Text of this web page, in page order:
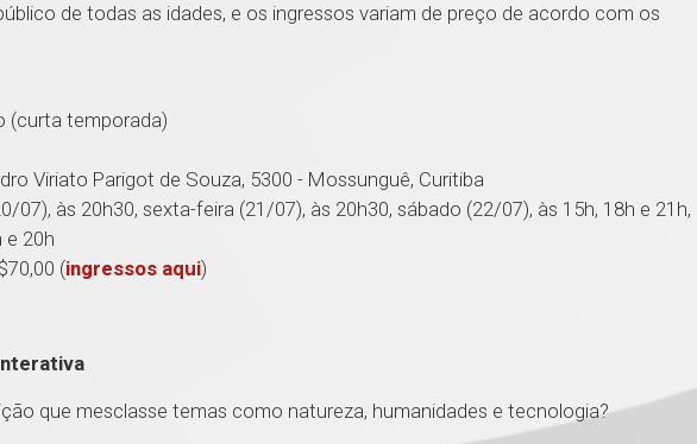
de todas as idades, e os ingressos variam de preço de acordo com os
(curta temporada)
Viriato Parigot de Souza, 5300 - Mossunguê, Curitiba
07), às 20h30, sexta-feira (21/07), às 20h30, sábado (22/07), às 15h, 18h e 21h,
e 20h
(ingressos aqui)
que mesclasse temas como natureza, humanidades e tecnologia?